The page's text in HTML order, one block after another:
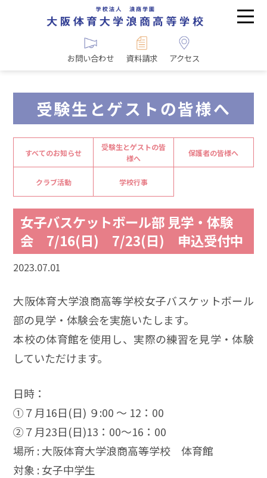
お問い合わせ 資料請求 アクセス
受験生とゲストの皆様へ
すべてのお知らせ
受験生とゲストの皆
様へ
保護者の皆様へ
クラブ活動 学校行事
女子バスケットボール部 見学・体験
会 7/16(日) 7/23(日) 申込受付中
2023.07.01
大阪体育大学浪商高等学校女子バスケットボール
部の見学・体験会を実施いたします。
本校の体育館を使用し、実際の練習を見学・体験
していただけます。
日時：
➀７月16日(日) ９:00 ～ 12：00
➁７月23日(日)13：00～16：00
場所 : 大阪体育大学浪商高等学校 体育館
対象 : 女子中学生